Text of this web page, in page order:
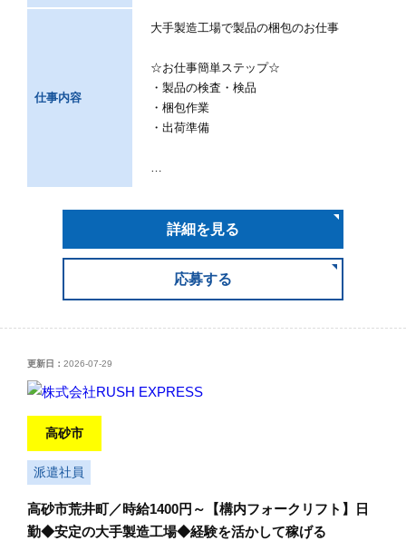
仕事内容
大手製造工場で製品の梱包のお仕事
☆お仕事簡単ステップ☆
・製品の検査・検品
・梱包作業
・出荷準備
…
詳細を見る
応募する
更新日： 2026-07-29
高砂市
派遣社員
高砂市荒井町／時給1400円～【構内フォークリフト】日
勤◆安定の大手製造工場◆経験を活かして稼げる